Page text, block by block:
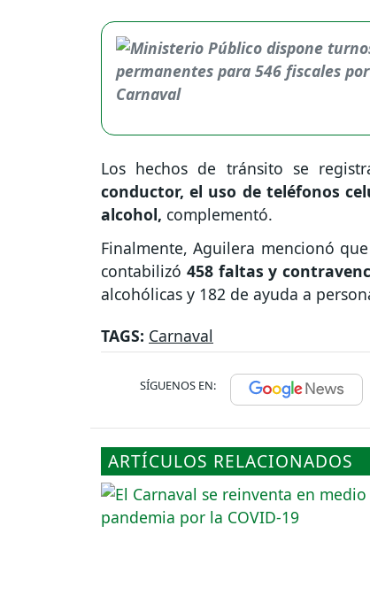
Los hechos de tránsito se
conductor, el uso de teléfonos
alcohol, complementó.
Finalmente, Aguilera mencionó
contabilizó 458 faltas y
alcohólicas y 182 de ayuda a
TAGS: Carnaval
SÍGUENOS EN:
ARTÍCULOS RELACIONADOS